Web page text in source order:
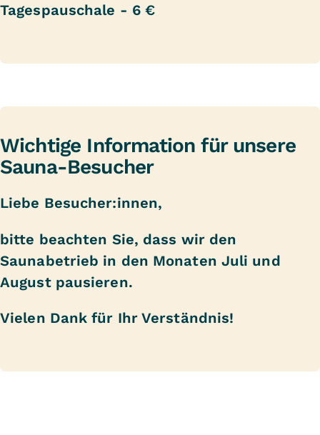
Tagespauschale - 6 €
Wichtige Information für unsere
Sauna-Besucher
Liebe Besucher:innen,
bitte beachten Sie, dass wir den
Saunabetrieb in den Monaten Juli und
August pausieren.
Vielen Dank für Ihr Verständnis!